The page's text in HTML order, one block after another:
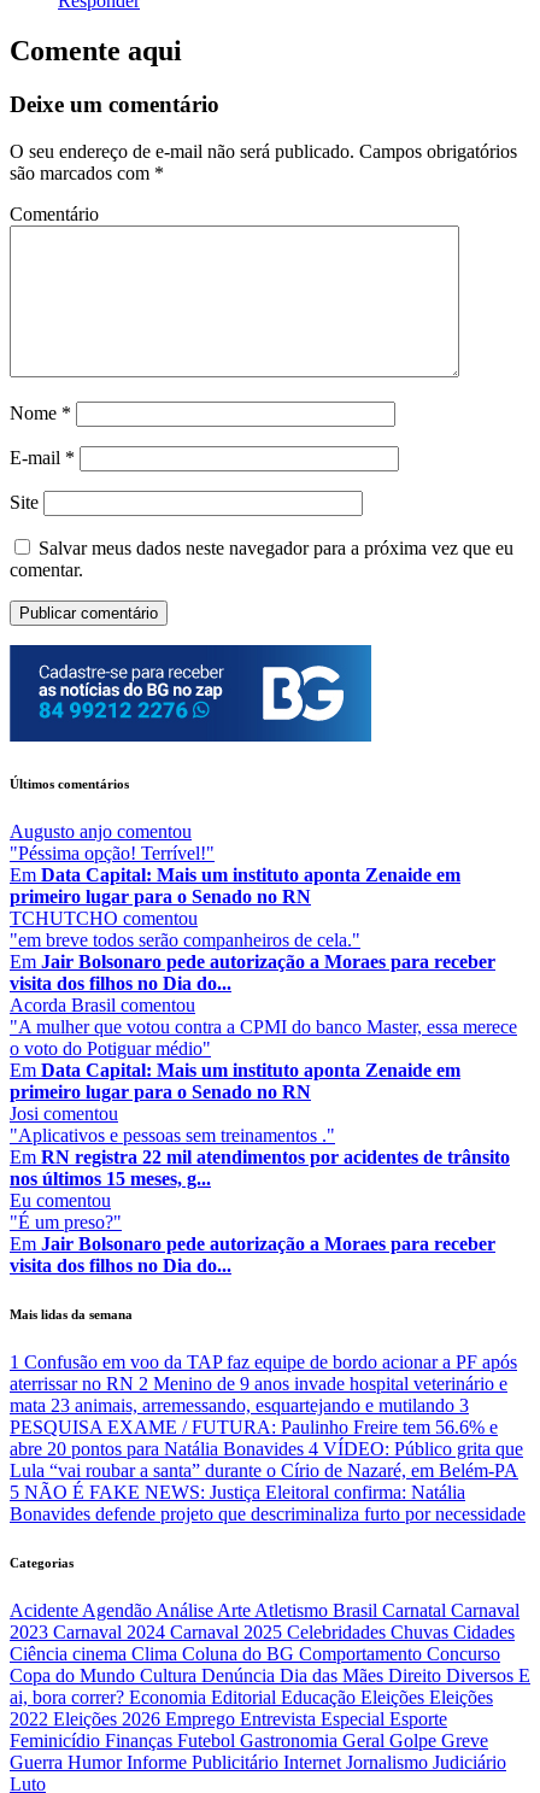
Comente aqui
Deixe um comentário
O seu endereço de e-mail não será publicado. Campos obrigatórios
são marcados com *
Comentário
Nome *
E-mail *
Site
Salvar meus dados neste navegador para a próxima vez que eu
comentar.
Últimos comentários
Augusto anjo comentou
"Péssima opção! Terrível!"
Em Data Capital: Mais um instituto aponta Zenaide em
primeiro lugar para o Senado no RN
TCHUTCHO comentou
"em breve todos serão companheiros de cela."
Em Jair Bolsonaro pede autorização a Moraes para receber
visita dos filhos no Dia do...
Acorda Brasil comentou
"A mulher que votou contra a CPMI do banco Master, essa merece
o voto do Potiguar médio"
Em Data Capital: Mais um instituto aponta Zenaide em
primeiro lugar para o Senado no RN
Josi comentou
"Aplicativos e pessoas sem treinamentos ."
Em RN registra 22 mil atendimentos por acidentes de trânsito
nos últimos 15 meses, g...
Eu comentou
"É um preso?"
Em Jair Bolsonaro pede autorização a Moraes para receber
visita dos filhos no Dia do...
Mais lidas da semana
1 Confusão em voo da TAP faz equipe de bordo acionar a PF após
aterrissar no RN 2 Menino de 9 anos invade hospital veterinário e
mata 23 animais, arremessando, esquartejando e mutilando 3
PESQUISA EXAME / FUTURA: Paulinho Freire tem 56.6% e
abre 20 pontos para Natália Bonavides 4 VÍDEO: Público grita que
Lula “vai roubar a santa” durante o Círio de Nazaré, em Belém-PA
5 NÃO É FAKE NEWS: Justiça Eleitoral confirma: Natália
Bonavides defende projeto que descriminaliza furto por necessidade
Categorias
Acidente Agendão Análise Arte Atletismo Brasil Carnatal Carnaval
2023 Carnaval 2024 Carnaval 2025 Celebridades Chuvas Cidades
Ciência cinema Clima Coluna do BG Comportamento Concurso
Copa do Mundo Cultura Denúncia Dia das Mães Direito Diversos E
ai, bora correr? Economia Editorial Educação Eleições Eleições
2022 Eleições 2026 Emprego Entrevista Especial Esporte
Feminicídio Finanças Futebol Gastronomia Geral Golpe Greve
Guerra HumorInforme Publicitário Internet Jornalismo Judiciário
Luto